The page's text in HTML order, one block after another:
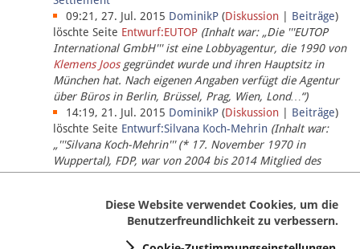
Impressum
09:21, 27. Jul. 2015 DominikP (Diskussion Beiträge)
löschte Seite Entwurf:EUTOP (Inhalt war: „Die '''EUTOP
International GmbH''' ist eine Lobbyagentur, die 1990 von
Klemens Joosgegründet wurde und ihren Hauptsitz in
München hat. Nach eigenen Angaben verfügt die Agentur
über Büros in Berlin, Brüssel, Prag, Wien, Lond…“)
14:19, 21. Jul. 2015 DominikP (Diskussion Beiträge)
löschte Seite Entwurf:Silvana Koch-Mehrin (Inhalt war:
„'''Silvana Koch-Mehrin''' (* 17. November 1970 in
Wuppertal), FDP, war von 2004 bis 2014 Mitglied des
Europäischen Parlaments, seit November 2014 ist sie für
Diese Website verwendet Cookies, um die
Benutzerfreundlichkeit zu verbessern.